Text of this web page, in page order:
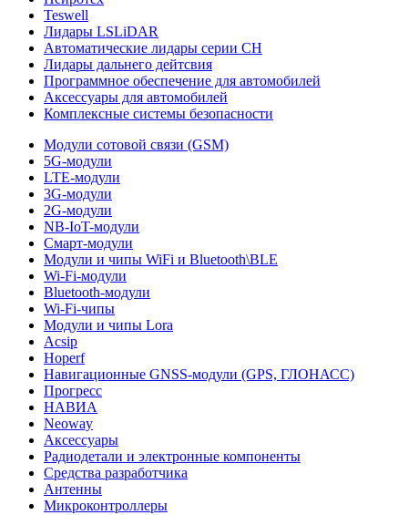
Teswell
Лидары LSLiDAR
Автоматические лидары серии CH
Лидары дальнего дейтсвия
Программное обеспечение для автомобилей
Аксессуары для автомобилей
Комплексные системы безопасности
Модули сотовой связи (GSM)
5G-модули
LTE-модули
3G-модули
2G-модули
NB-IoT-модули
Смарт-модули
Модули и чипы WiFi и Bluetooth\BLE
Wi-Fi-модули
Bluetooth-модули
Wi-Fi-чипы
Модули и чипы Lora
Acsip
Hoperf
Навигационные GNSS-модули (GPS, ГЛОНАСС)
Прогресс
НАВИА
Neoway
Аксессуары
Радиодетали и электронные компоненты
Средства разработчика
Антенны
Микроконтроллеры